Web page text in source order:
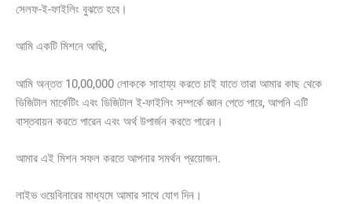
সেলফ-ই-ফাইলিং বুঝতে হবে।
আমি একটি মিশনে আছি,
আমি অন্তত 10,00,000 লোককে সাহায্য করতে চাই যাতে তারা আমার কাছ থেকে
ডিজিটাল মার্কেটিং এবং ডিজিটাল ই-ফাইলিং সম্পর্কে জ্ঞান পেতে পারে, আপনি এটি
বাস্তবায়ন করতে পারেন এবং অর্থ উপার্জন করতে পারেন।
আমার এই মিশন সফল করতে আপনার সমর্থন প্রয়োজন.
লাইভ ওয়েবিনারের মাধ্যমে আমার সাথে যোগ দিন।